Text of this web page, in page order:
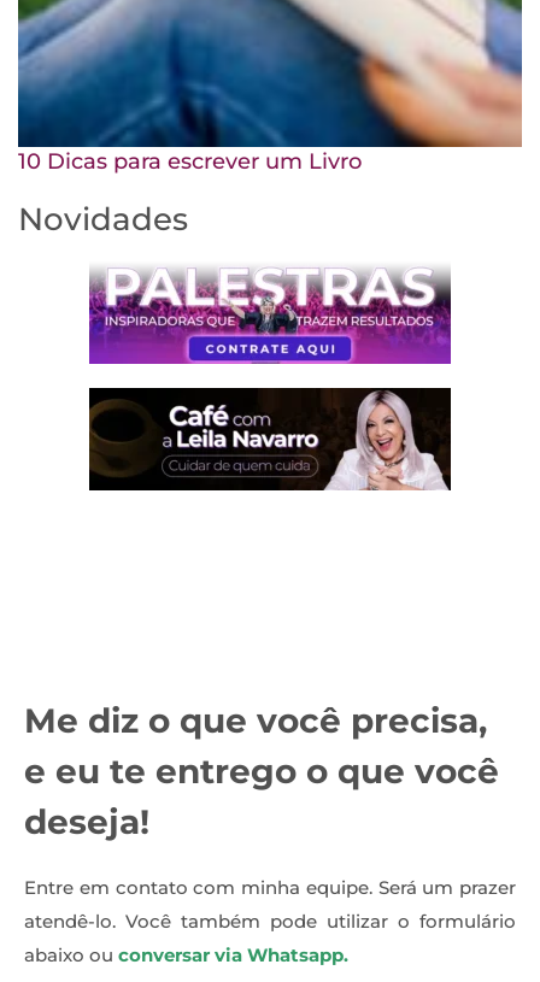
10 Dicas para escrever um Livro
Novidades
Me diz o que você precisa,
e eu te entrego o que você
deseja!
Entre em contato com minha equipe. Será um prazer
atendê-lo. Você também pode utilizar o formulário
abaixo ou conversar via Whatsapp.